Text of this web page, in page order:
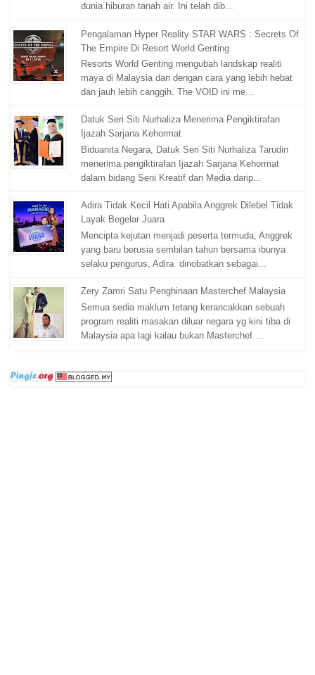
dunia hiburan tanah air. Ini telah dib...
Pengalaman Hyper Reality STAR WARS : Secrets Of
The Empire Di Resort World Genting
Resorts World Genting mengubah landskap realiti
maya di Malaysia dan dengan cara yang lebih hebat
dan jauh lebih canggih. The VOID ini me...
Datuk Seri Siti Nurhaliza Menerima Pengiktirafan
Ijazah Sarjana Kehormat
Biduanita Negara, Datuk Seri Siti Nurhaliza Tarudin
menerima pengiktirafan Ijazah Sarjana Kehormat
dalam bidang Seni Kreatif dan Media darip...
Adira Tidak Kecil Hati Apabila Anggrek Dilebel Tidak
Layak Begelar Juara
Mencipta kejutan menjadi peserta termuda, Anggrek
yang baru berusia sembilan tahun bersama ibunya
selaku pengurus, Adira dinobatkan sebagai...
Zery Zamri Satu Penghinaan Masterchef Malaysia
Semua sedia maklum tetang kerancakkan sebuah
program realiti masakan diluar negara yg kini tiba di
Malaysia apa lagi kalau bukan Masterchef ...